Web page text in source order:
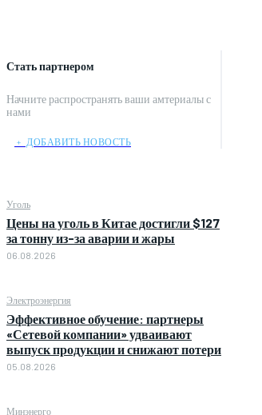
Стать партнером
Начните распространять ваши амтериалы с
нами
﹢ ДОБАВИТЬ НОВОСТЬ
Уголь
Цены на уголь в Китае достигли $127
за тонну из-за аварии и жары
06.08.2026
Электроэнергия
Эффективное обучение: партнеры
«Сетевой компании» удваивают
выпуск продукции и снижают потери
05.08.2026
Минэнерго